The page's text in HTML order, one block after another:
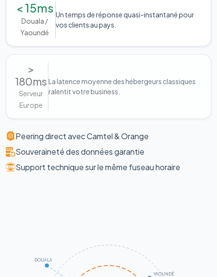
< 15ms
Douala /
Yaoundé
Un temps de réponse quasi-instantané pour
vos clients au pays.
>
180ms
Serveur
Europe
La latence moyenne des hébergeurs classiques
ralentit votre business.
Peering direct avec Camtel & Orange
Souveraineté des données garantie
Support technique sur le même fuseau horaire
DOUALA
YAOUNDÉ